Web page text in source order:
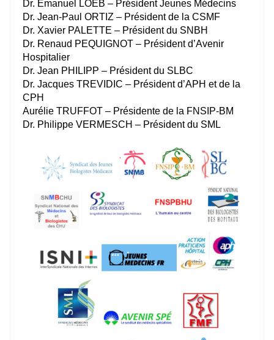
Dr. Emanuel LOEB – Président Jeunes Médecins
Dr. Jean-Paul ORTIZ – Président de la CSMF
Dr. Xavier PALETTE – Président du SNBH
Dr. Renaud PEQUIGNOT – Président d’Avenir
Hospitalier
Dr. Jean PHILIPP – Président du SLBC
Dr. Jacques TREVIDIC – Président d’APH et de la
CPH
Aurélie TRUFFOT – Présidente de la FNSIP-BM
Dr. Philippe VERMESCH – Président du SML